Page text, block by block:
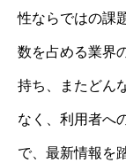
性ならではの課
数を占める業界
持ち、またどん
なく、利用者へ
で、最新情報を